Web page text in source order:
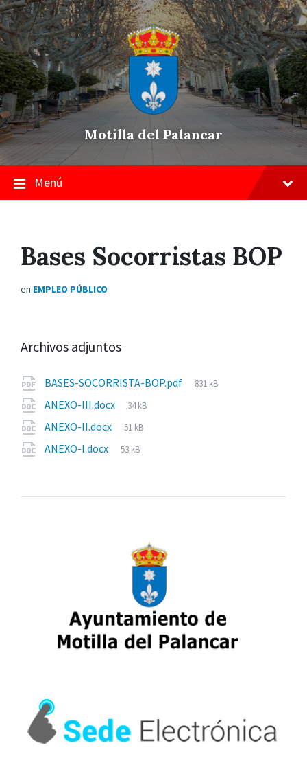
Skip
to
content
Saltar
a
la
navegación
principal
Saltar
a
pie
de
página
Motilla del Palancar
Menú
Bases Socorristas BOP
en EMPLEO PÚBLICO
Archivos adjuntos
BASES-SOCORRISTA-BOP.pdf
Tamaño
831 kB
ANEXO-III.docx
Tamaño
archivo:
34 kB
ANEXO-II.docx
Tamaño
archivo:
51 kB
ANEXO-I.docx
Tamaño
53 kB